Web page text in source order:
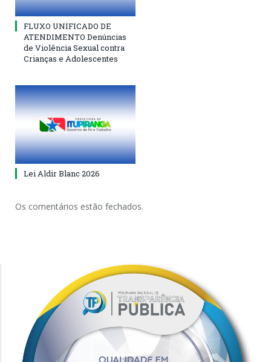
FLUXO UNIFICADO DE
ATENDIMENTO Denúncias
de Violência Sexual contra
Crianças e Adolescentes
Lei Aldir Blanc 2026
Os comentários estão fechados.